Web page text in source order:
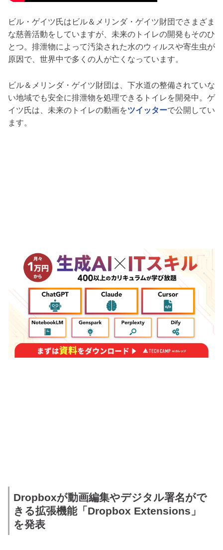
ビル・ゲイツ氏はビル＆メリンダ・ゲイツ財団でさまざま
な慈善活動をしていますが、未来のトイレの開発もそのひ
とつ。排泄物によって汚染された水のウィルスや寄生虫が
原因で、世界中で多くの人が亡くなっています。
ビル＆メリンダ・ゲイツ財団は、下水道の整備されていな
い地域でも安全に排泄物を処理できるトイレを開発中。ゲ
イツ氏は、未来のトイレの動画をツイッターで公開してい
ます。
Dropboxが動画編集やデジタル署名がで
きる拡張機能「Dropbox Extensions」
を発表